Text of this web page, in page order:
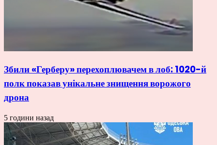
Збили «Герберу» перехоплювачем в лоб: 1020-й
полк показав унікальне знищення ворожого
дрона
5 години назад